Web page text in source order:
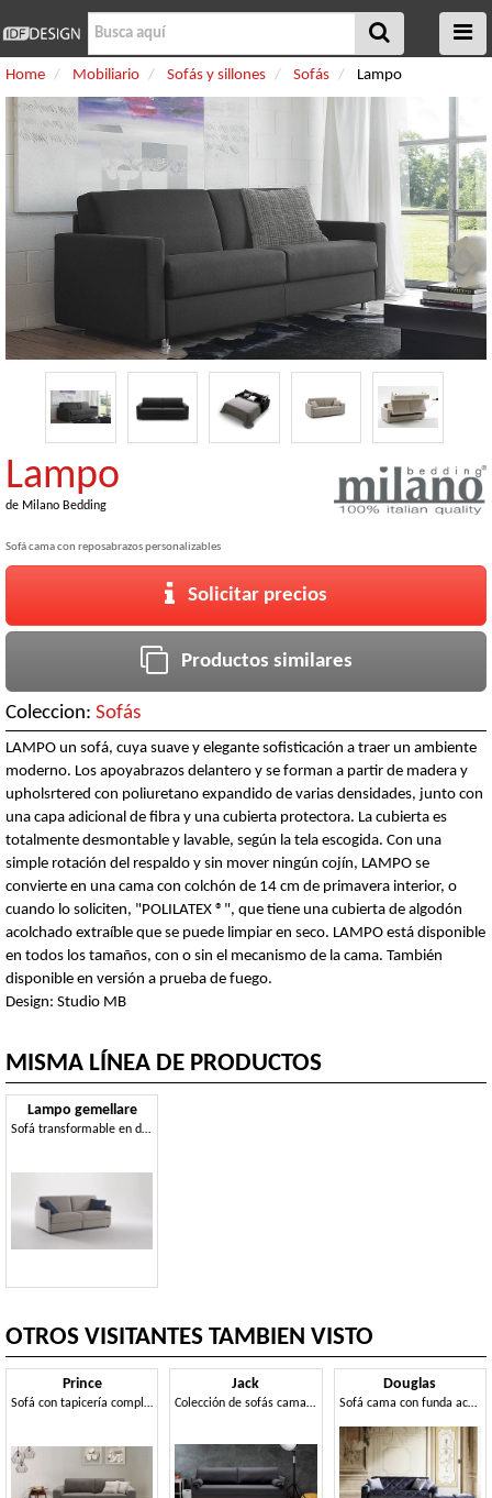
Home Mobiliario Sofás y sillones Sofás Lampo
Lampo
de Milano Bedding
Sofá cama con reposabrazos personalizables
Solicitar precios
Productos similares
Coleccion: Sofás
LAMPO un sofá, cuya suave y elegante sofisticación a traer un ambiente
moderno. Los apoyabrazos delantero y se forman a partir de madera y
upholsrtered con poliuretano expandido de varias densidades, junto con
una capa adicional de fibra y una cubierta protectora. La cubierta es
totalmente desmontable y lavable, según la tela escogida. Con una
simple rotación del respaldo y sin mover ningún cojín, LAMPO se
convierte en una cama con colchón de 14 cm de primavera interior, o
cuando lo soliciten, "POLILATEX ®", que tiene una cubierta de algodón
acolchado extraíble que se puede limpiar en seco. LAMPO está disponible
en todos los tamaños, con o sin el mecanismo de la cama. También
disponible en versión a prueba de fuego.
Design: Studio MB
MISMA LÍNEA DE PRODUCTOS
Lampo gemellare
Sofá transformable en dos camas.
OTROS VISITANTES TAMBIEN VISTO
Prince
Sofá con tapicería completamente extraíble.
Jack
Colección de sofás cama prácticos y versátiles.
Douglas
Sofá cama con funda acolchada extraíble